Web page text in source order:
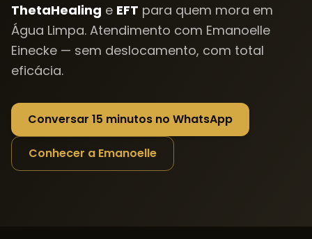
ThetaHealing e EFT para quem mora em
Água Limpa. Atendimento com Emanoelle
Einecke — sem deslocamento, com total
eficácia.
Conversar 15 minutos no WhatsApp
Conhecer a Emanoelle